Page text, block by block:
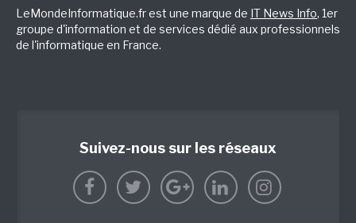
LeMondeInformatique.fr est une marque de IT News Info, 1er
groupe d'information et de services dédié aux professionnels
de l'informatique en France.
Suivez-nous sur les réseaux